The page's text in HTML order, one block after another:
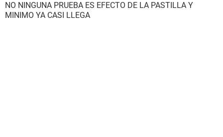
NO NINGUNA PRUEBA ES EFECTO DE LA PASTILLA Y
MINIMO YA CASI LLEGA